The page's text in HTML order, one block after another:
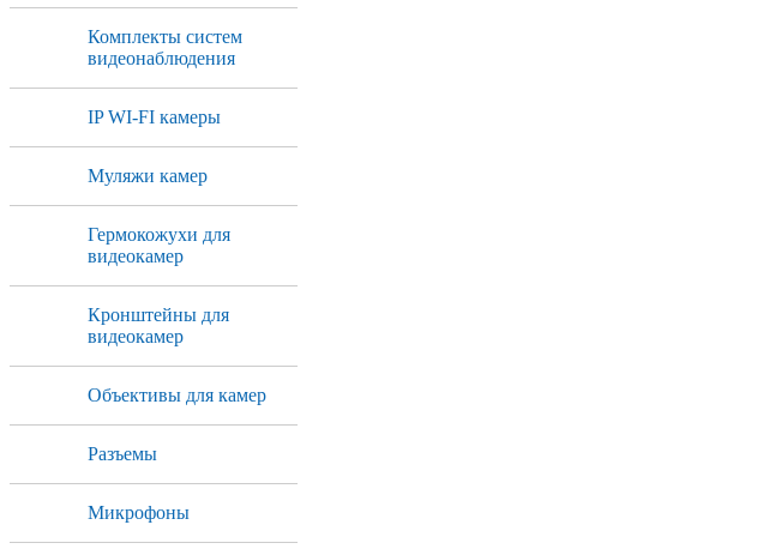
Комплекты систем
видеонаблюдения
IP WI-FI камеры
Муляжи камер
Гермокожухи для
видеокамер
Кронштейны для
видеокамер
Объективы для камер
Разъемы
Микрофоны